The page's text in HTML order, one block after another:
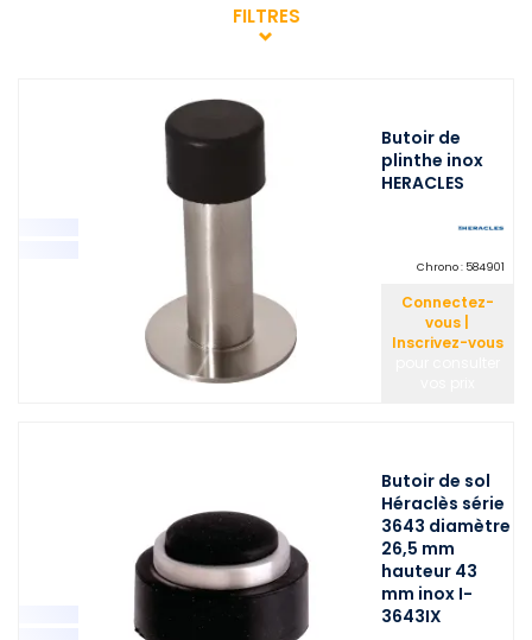
FILTRES
Butoir de
plinthe inox
HERACLES
Chrono : 584901
Connectez-
vous |
Inscrivez-vous
Butoir de sol
Héraclès série
3643 diamètre
26,5 mm
hauteur 43
mm inox I-
3643IX